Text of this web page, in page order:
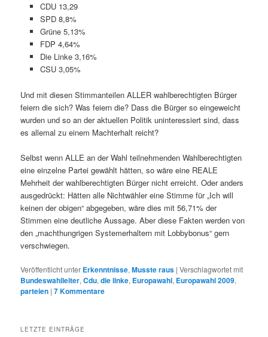
CDU 13,29
SPD 8,8%
Grüne 5,13%
FDP 4,64%
Die Linke 3,16%
CSU 3,05%
Und mit diesen Stimmanteilen ALLER wahlberechtigten Bürger
feiern die sich? Was feiern die? Dass die Bürger so eingeweicht
wurden und so an der aktuellen Politik uninteressiert sind, dass
es allemal zu einem Machterhalt reicht?
Selbst wenn ALLE an der Wahl teilnehmenden Wahlberechtigten
eine einzelne Partei gewählt hätten, so wäre eine REALE
Mehrheit der wahlberechtigten Bürger nicht erreicht. Oder anders
ausgedrückt: Hätten alle Nichtwähler eine Stimme für „Ich will
keinen der obigen“ abgegeben, wäre dies mit 56,71% der
Stimmen eine deutliche Aussage. Aber diese Fakten werden von
den „machthungrigen Systemerhaltern mit Lobbybonus“ gern
verschwiegen.
Veröffentlicht unter Erkenntnisse,Musste raus |Verschlagwortet mit
Bundeswahlleiter,Cdu,die linke, Europawahl, Europawahl 2009,
parteien |7Kommentare
LETZTE EINTRÄGE